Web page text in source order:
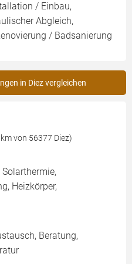
/ Einbau,
Abgleich,
/ Badsanierung
in Diez vergleichen
von 56377 Diez)
Heizkörper,
Beratung,